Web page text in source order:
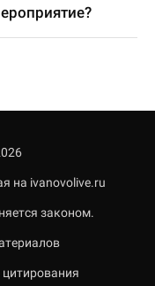
на ivanovolive.ru
законом.
цитирования